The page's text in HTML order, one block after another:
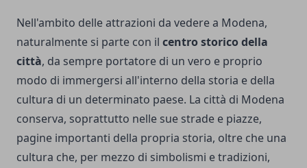
Nell'ambito delle attrazioni da vedere a Modena,
naturalmente si parte con il centro storico della
città, da sempre portatore di un vero e proprio
modo di immergersi all'interno della storia e della
cultura di un determinato paese. La città di Modena
conserva, soprattutto nelle sue strade e piazze,
pagine importanti della propria storia, oltre che una
cultura che, per mezzo di simbolismi e tradizioni,